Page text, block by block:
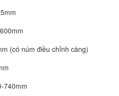
(có núm điều chỉnh càng)
740mm